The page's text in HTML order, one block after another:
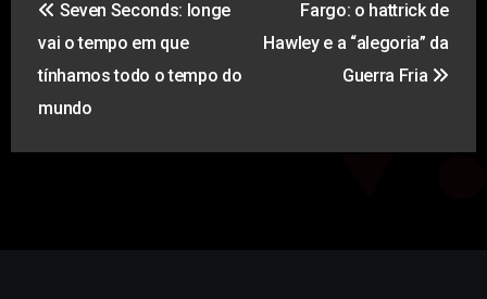
de
artigos
Seven Seconds: longe
vai o tempo em que
tínhamos todo o tempo do
mundo
Fargo: o hattrick de
Hawley e a “alegoria” da
Guerra Fria